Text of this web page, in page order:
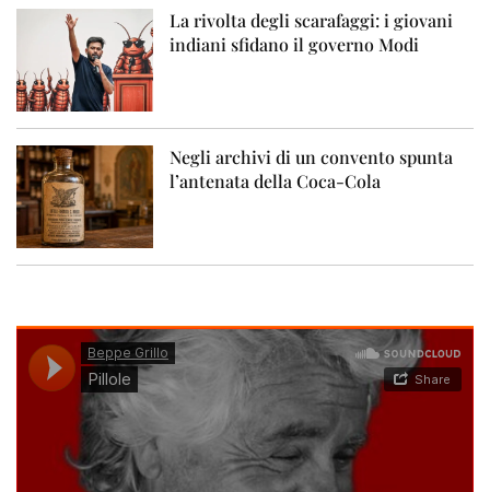
La rivolta degli scarafaggi: i giovani
indiani sfidano il governo Modi
Negli archivi di un convento spunta
l’antenata della Coca-Cola